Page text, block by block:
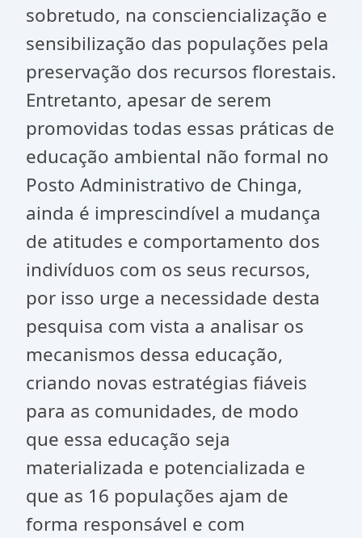
sobretudo, na consciencialização e
sensibilização das populações pela
preservação dos recursos florestais.
Entretanto, apesar de serem
promovidas todas essas práticas de
educação ambiental não formal no
Posto Administrativo de Chinga,
ainda é imprescindível a mudança
de atitudes e comportamento dos
indivíduos com os seus recursos,
por isso urge a necessidade desta
pesquisa com vista a analisar os
mecanismos dessa educação,
criando novas estratégias fiáveis
para as comunidades, de modo
que essa educação seja
materializada e potencializada e
que as 16 populações ajam de
forma responsável e com